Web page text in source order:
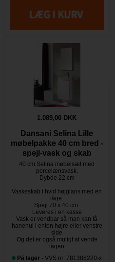
1.089,00 DKK
Dansani Selina Lille
møbelpakke 40 cm bred -
spejl-vask og skab
40 cm Selina møbelsæt med
porcelænsvask.
Dybde 22 cm
Vaskeskab i hvid højglans med en
låge.
Spejl 70 x 40 cm.
Leveres i en kasse
Vask er vendbar så man kan få
hanehul i enten højre eller venstre
side
​​​​​​​Og det er også muligt at vende
lågen
På lager - VVS nr: 781386220-x